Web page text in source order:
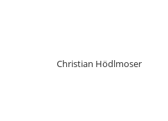
Christian Hödlmoser